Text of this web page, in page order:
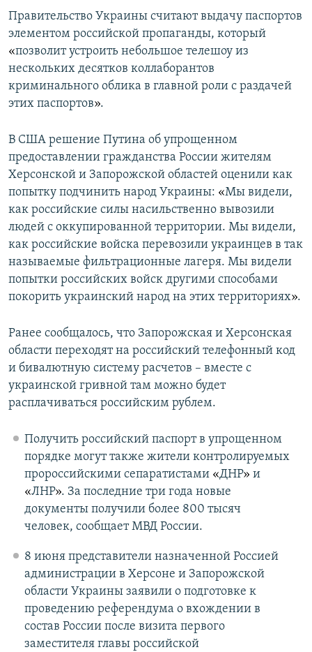
Правительство Украины считают выдачу паспортов
элементом российской пропаганды, который
«позволит устроить небольшое телешоу из
нескольких десятков коллаборантов
криминального облика в главной роли с раздачей
этих паспортов».
В США решение Путина об упрощенном
предоставлении гражданства России жителям
Херсонской и Запорожской областей оценили как
попытку подчинить народ Украины: «Мы видели,
как российские силы насильственно вывозили
людей с оккупированной территории. Мы видели,
как российские войска перевозили украинцев в так
называемые фильтрационные лагеря. Мы видели
попытки российских войск другими способами
покорить украинский народ на этих территориях».
Ранее сообщалось, что Запорожская и Херсонская
области переходят на российский телефонный код
и бивалютную систему расчетов – вместе с
украинской гривной там можно будет
расплачиваться российским рублем.
Получить российский паспорт в упрощенном
порядке могут также жители контролируемых
пророссийскими сепаратистами «ДНР» и
«ЛНР». За последние три года новые
документы получили более 800 тысяч
человек, сообщает МВД России.
8 июня представители назначенной Россией
администрации в Херсоне и Запорожской
области Украины заявили о подготовке к
проведению референдума о вхождении в
состав России после визита первого
заместителя главы российской